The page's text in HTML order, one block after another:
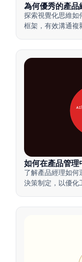
為何優秀的產品
探索視覺化思維如
框架，有效溝通複
AI
如何在產品管理
了解產品經理如
決策制定，以優化